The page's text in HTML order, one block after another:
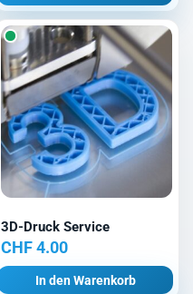
3D-Druck Service
CHF4.00
In den Warenkorb